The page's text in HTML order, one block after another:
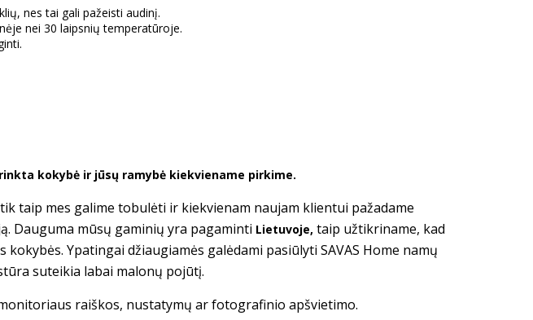
nes tai gali pažeisti audinį.
nei 30 laipsnių temperatūroje.
kokybė ir jūsų ramybė kiekviename pirkime.
taip mes galime tobulėti ir kiekvienam naujam klientui pažadame
Dauguma mūsų gaminių yra pagaminti Lietuvoje, taip užtikriname, kad
Ypatingai džiaugiamės galėdami pasiūlyti SAVAS Home namų
suteikia labai malonų pojūtį.
raiškos, nustatymų ar fotografinio apšvietimo.